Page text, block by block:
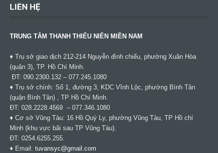
LIÊN HỆ
TRUNG TÂM THANH THIẾU NIÊN MIỀN NAM
♦ Trụ sở giao dịch 212-214 Nguyễn đình chiểu, phường Xuân Hòa
(quận 3), TP. Hồ Chí Minh.
ĐT: 090.2300.132 – 077.245.1080
♦ Trụ sở chính: Số 1, đường 3, KDC Vĩnh Lộc, phường Bình Tân
(quận Bình Tân) , TP Hồ Chí Minh.
ĐT: 028.2228.4569 – 077.346.1080
♦ Cơ sở Vũng Tàu: 16 Hồ Quý Ly, phường Vũng Tàu, TP Hồ chí
Minh (khu vực bãi sau TP Vũng Tàu).
ĐT: 0254.6255.255.
♦ Email: tuvansyc@gmail.com